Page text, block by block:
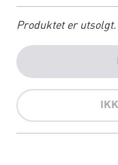
Produktet er utsolgt.